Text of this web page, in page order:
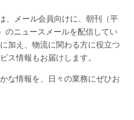
、メール会員向けに、朝刊（平
のニュースメールを配信してい
加え、物流に関わる方に役立つ
ス情報もお届けします。
な情報を、日々の業務にぜひお